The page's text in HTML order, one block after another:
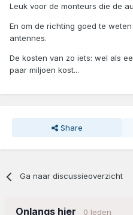
Leuk voor de monteurs die de
En om de richting goed te
antennes.
De kosten van zo iets: wel als
paar miljoen kost...
Share
Ga naar discussieoverzicht
Onlangs hier 0 leden